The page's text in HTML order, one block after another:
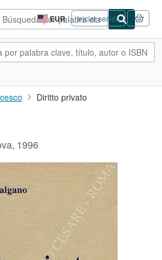
EUR
Preferencias
de
compra
del
Iniciar sesión
Diritto privato
1996